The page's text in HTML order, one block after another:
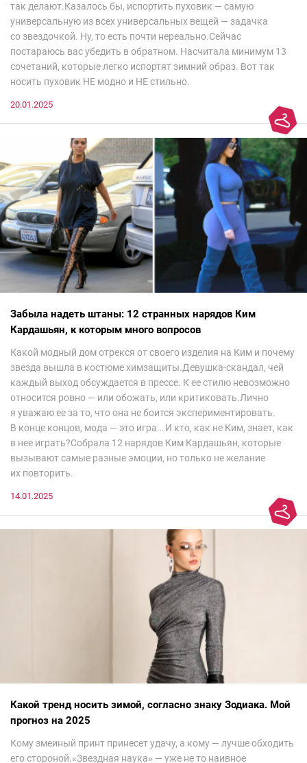
так делают.Казалось бы, испортить пуховик — самую
универсальную из всех универсальных вещей — задачка
со звездочкой. Ну, то есть почти нереально.Сейчас
постараюсь вас убедить в обратном. Насчитала минимум 13
сочетаний, которые легко испортят зимний образ. Вот так
носить пуховик НЕ модно и НЕ стильно.
20.01.2025
Забыла надеть штаны: 12 странных нарядов Ким
Кардашьян, к которым много вопросов
Какой модный дом отрекся от своего изделия на Ким и почему
звезда вышла в костюме химзащиты.Девушка-скандал, чей
каждый выход обсуждается в прессе. К ее стилю невозможно
относится ровно — или обожать, или критиковать.Лично
я уважаю ее за то, что она не боится экспериментировать.
В конце концов, мода — это игра… И кто, как не Ким, знает, как
в нее играть?Собрала 12 нарядов Ким Кардашьян, которые
вызывают самые разные эмоции, но только не желание
их повторить.
14.01.2025
Какой тренд носить зимой, согласно знаку Зодиака. Мой
прогноз на 2025
Кому змеиный принт принесет удачу, а кому — лучше обходить
его стороной.«Звездная наука» — уже не то наивное